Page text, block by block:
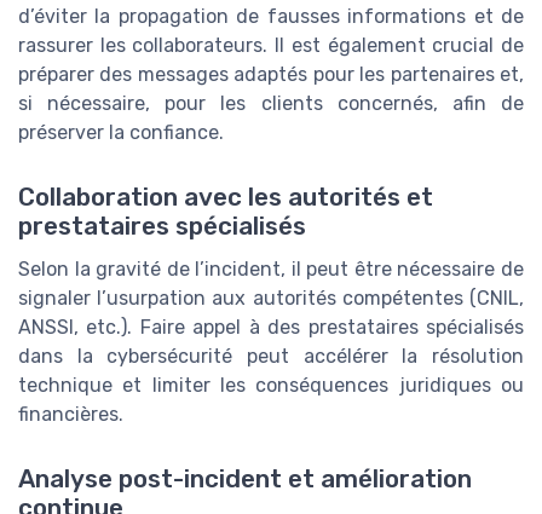
d’éviter la propagation de fausses informations et de
rassurer les collaborateurs. Il est également crucial de
préparer des messages adaptés pour les partenaires et,
si nécessaire, pour les clients concernés, afin de
préserver la confiance.
Collaboration avec les autorités et
prestataires spécialisés
Selon la gravité de l’incident, il peut être nécessaire de
signaler l’usurpation aux autorités compétentes (CNIL,
ANSSI, etc.). Faire appel à des prestataires spécialisés
dans la cybersécurité peut accélérer la résolution
technique et limiter les conséquences juridiques ou
financières.
Analyse post-incident et amélioration
continue